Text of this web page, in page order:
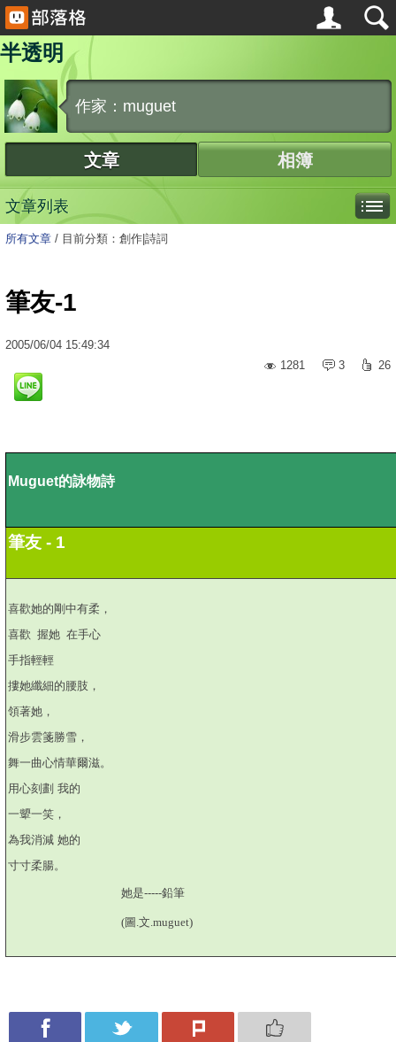
半透明
作家：muguet
文章 相簿
文章列表
所有文章 / 目前分類：創作|詩詞
筆友-1
2005/06/04 15:49:34
1281
3 26
Muguet的詠物詩
筆友- 1
喜歡她的剛中有柔，
喜歡 握她 在手心
手指輕輕
摟她纖細的腰肢，
領著她，
滑步雲箋勝雪，
舞一曲心情華爾滋。
用心刻劃 我的
一顰一笑，
為我消減 她的
寸寸柔腸。
她是-----鉛筆
(圖.文.muguet)